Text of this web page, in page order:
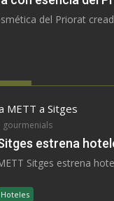
del Priorat
gourmenials
estrena
Sitges estrena
Hoteles